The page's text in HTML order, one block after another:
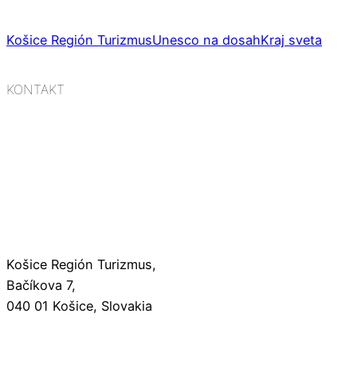
Košice Región TurizmusUnesco na dosahKraj sveta
KONTAKT
Košice Región Turizmus,
Bačíkova 7,
040 01 Košice, Slovakia